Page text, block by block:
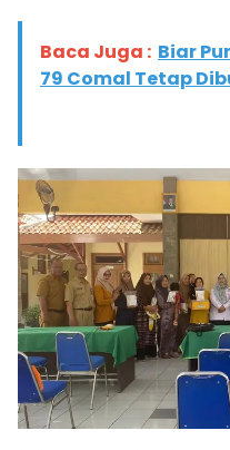
Baca Juga : Biar
79 Comal Tetap